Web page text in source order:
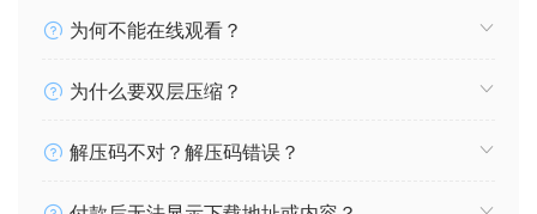
为何不能在线观看？
为什么要双层压缩？
解压码不对？解压码错误？